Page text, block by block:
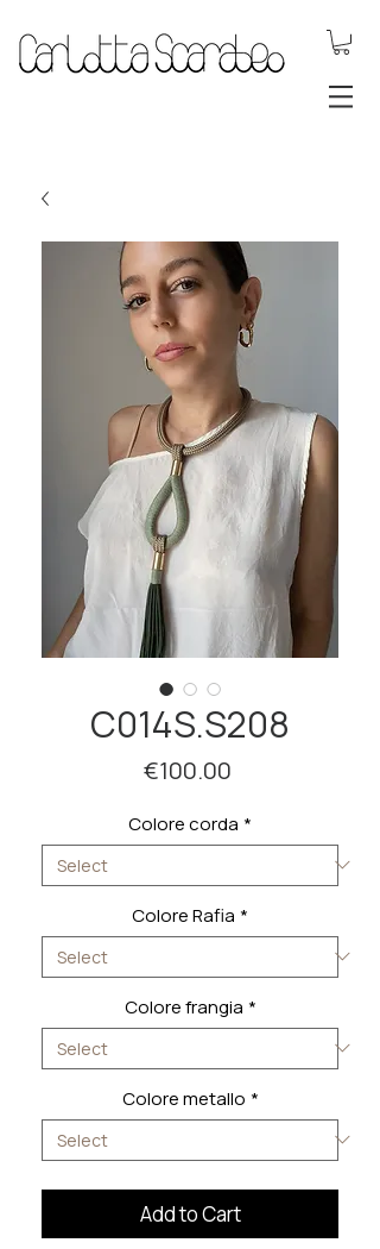
C014S.S208
€100.00Price
Colore corda *
Colore Rafia *
Colore frangia *
Colore metallo *
Add to Cart